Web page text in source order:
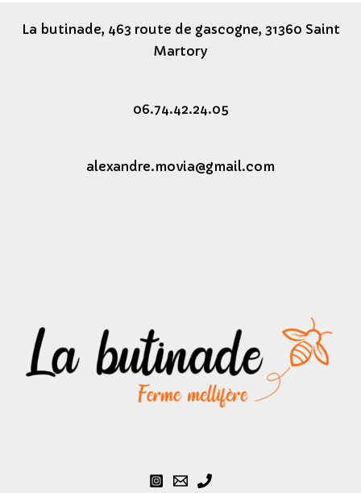
La butinade, 463 route de gascogne, 31360 Saint
Martory
06.74.42.24.05
alexandre.movia@gmail.com